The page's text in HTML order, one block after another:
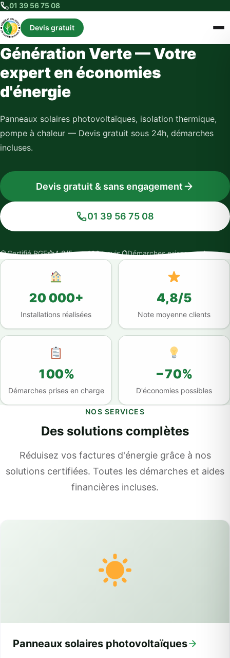
01 39 56 75 08
Devis gratuit
Génération Verte — Votre
expert en économies
d'énergie
Panneaux solaires photovoltaïques, isolation thermique,
pompe à chaleur — Devis gratuit sous 24h, démarches
incluses.
Devis gratuit & sans engagement
01 39 56 75 08
Certifié RGE 4,8/5 sur 100+ avis Démarches prises en charge
20 000+
Installations réalisées
4,8/5
Note moyenne clients
100%
Démarches prises en charge
−70%
D'économies possibles
NOS SERVICES
Des solutions complètes
Réduisez vos factures d'énergie grâce à nos
solutions certifiées. Toutes les démarches et aides
financières incluses.
Panneaux solaires photovoltaïques